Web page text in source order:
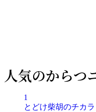
人気のからつ
1
とどけ柴胡のチカ